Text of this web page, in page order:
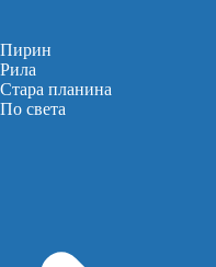
Пирин
Рила
Стара планина
По света